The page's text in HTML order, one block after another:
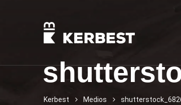
Kerbest Medios